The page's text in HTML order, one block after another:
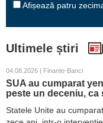
Afișează patru
Ultimele știri
04.08.2026 | Finante-Banci
SUA au cumparat
peste un deceniu, ca
Statele Unite au